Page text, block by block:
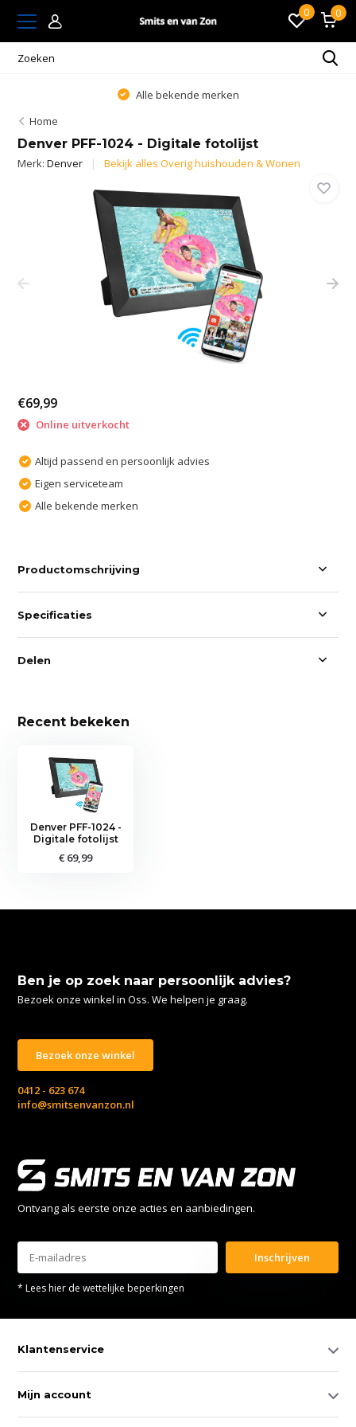
0 0
Alle bekende merken
Home
Denver PFF-1024 - Digitale fotolijst
Merk:Denver Bekijk alles Overig huishouden & Wonen
€69,99
Online uitverkocht
Altijd passend en persoonlijk advies
Eigen serviceteam
Alle bekende merken
Productomschrijving
Specificaties
Delen
Recent bekeken
Denver PFF-1024 -
Digitale fotolijst
€ 69,99
Ben je op zoek naar persoonlijk advies?
Bezoek onze winkel in Oss. We helpen je graag.
Bezoek onze winkel
0412 - 623 674
info@smitsenvanzon.nl
Ontvang als eerste onze acties en aanbiedingen.
Inschrijven
* Lees hier de wettelijke beperkingen
Klantenservice
Mijn account